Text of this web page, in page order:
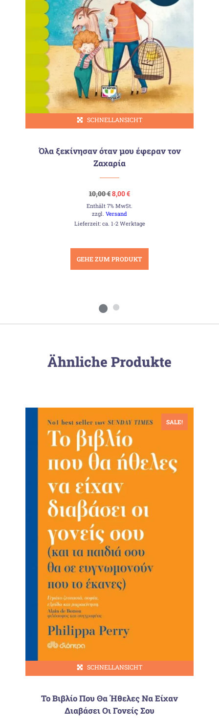
SCHNELLANSICHT
Όλα ξεκίνησαν όταν μου έφεραν τον
Ζαχαρία
10,00€Ursprünglicher
Preis
war:
10,00 €
8,00€Aktueller
ist:
Enthält 7% MwSt.
zzgl.Versand
Lieferzeit: ca. 1-2 Werktage
GEHE ZUM PRODUKT
Ähnliche Produkte
SALE!
SCHNELLANSICHT
Το Βιβλίο Που Θα Ήθελες Να Είχαν
Διαβάσει Οι Γονείς Σου